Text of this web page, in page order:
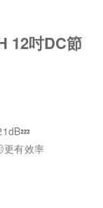
12吋DC節
更有效率